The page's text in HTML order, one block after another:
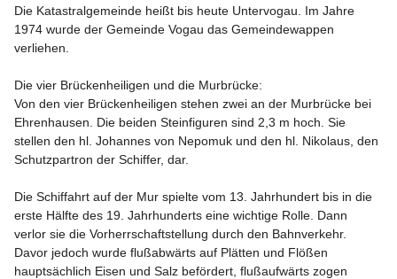
Die Katastralgemeinde heißt bis heute Untervogau. Im Jahre
1974 wurde der Gemeinde Vogau das Gemeindewappen
verliehen.
Die vier Brückenheiligen und die Murbrücke:
Von den vier Brückenheiligen stehen zwei an der Murbrücke bei
Ehrenhausen. Die beiden Steinfiguren sind 2,3 m hoch. Sie
stellen den hl. Johannes von Nepomuk und den hl. Nikolaus, den
Schutzpartron der Schiffer, dar.
Die Schiffahrt auf der Mur spielte vom 13. Jahrhundert bis in die
erste Hälfte des 19. Jahrhunderts eine wichtige Rolle. Dann
verlor sie die Vorherrschaftstellung durch den Bahnverkehr.
Davor jedoch wurde flußabwärts auf Plätten und Flößen
hauptsächlich Eisen und Salz befördert, flußaufwärts zogen